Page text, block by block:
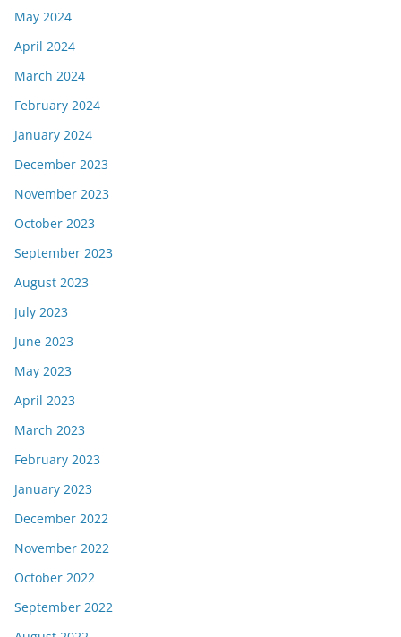
May 2024
April 2024
March 2024
February 2024
January 2024
December 2023
November 2023
October 2023
September 2023
August 2023
July 2023
June 2023
May 2023
April 2023
March 2023
February 2023
January 2023
December 2022
November 2022
October 2022
September 2022